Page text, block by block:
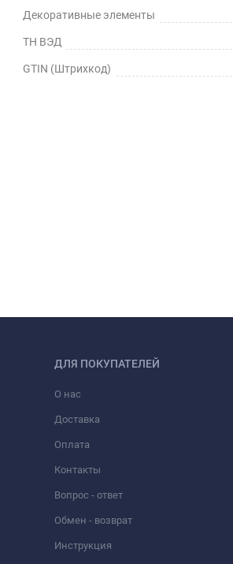
Декоративные элементы
ТН ВЭД
GTIN (Штрихкод)
ДЛЯ ПОКУПАТЕЛЕЙ
О нас
Доставка​
Оплата
Контакты
Вопрос - ответ
Обмен - возврат
Инструкция